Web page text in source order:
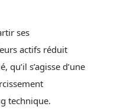
ses
actifs réduit
qu’il s’agisse d’une
technique.